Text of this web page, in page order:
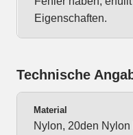
Eigenschaften.
Technische
Material
Nylon, 20den